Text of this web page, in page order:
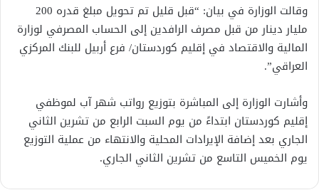
وقالت الوزارة في بيان: “قبل قليل تم تحويل مبلغ قدره 200
مليار دينار من قبل مصرف الرافدين إلى الحساب المصرفي لوزارة
المالية والاقتصاد في إقليم كوردستان/ فرع أربيل للبنك المركزي
العراقي”.
وأشارت الوزارة إلى المباشرة بتوزيع رواتب شهر آب لموظفي
إقليم كوردستان ابتداءً من يوم السبت الرابع من تشرين الثاني
الجاري بعد إضافة الإيرادات المحلية والانتهاء من عملية التوزيع
يوم الخميس التاسع من تشرين الثاني الجاري.